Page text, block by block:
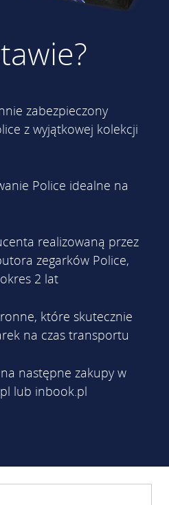
zabezpieczony
z wyjątkowej kolekcji
Police idealne na
realizowaną przez
zegarków Police,
2 lat
które skutecznie
na czas transportu
następne zakupy w
lub inbook.pl